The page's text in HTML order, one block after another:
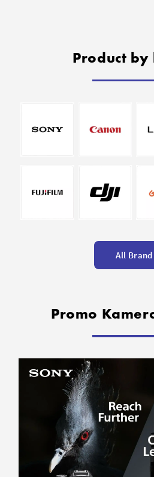
Product by
All Brand
Promo